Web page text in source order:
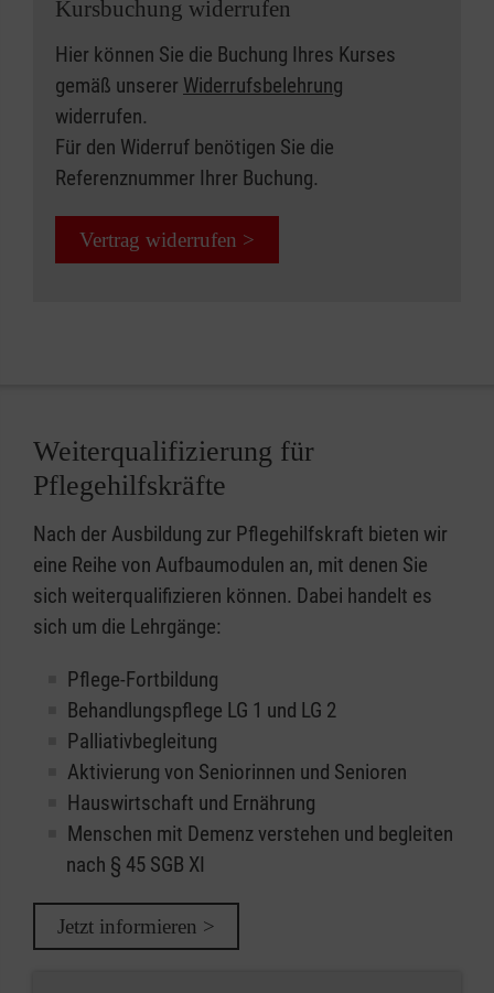
Kursbuchung widerrufen
Hier können Sie die Buchung Ihres Kurses
gemäß unserer Widerrufsbelehrung
widerrufen.
Für den Widerruf benötigen Sie die
Referenznummer Ihrer Buchung.
Vertrag widerrufen >
Weiterqualifizierung für
Pflegehilfskräfte
Nach der Ausbildung zur Pflegehilfskraft bieten wir
eine Reihe von Aufbaumodulen an, mit denen Sie
sich weiterqualifizieren können. Dabei handelt es
sich um die Lehrgänge:
Pflege-Fortbildung
Behandlungspflege LG 1 und LG 2
Palliativbegleitung
Aktivierung von Seniorinnen und Senioren
Hauswirtschaft und Ernährung
Menschen mit Demenz verstehen und begleiten
nach § 45 SGB XI
Jetzt informieren >